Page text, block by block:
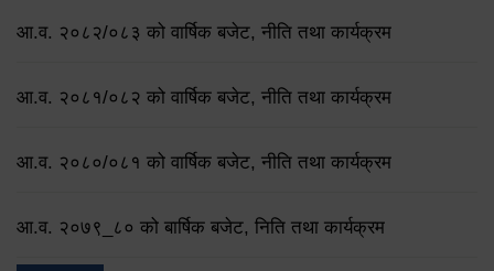
आ.व. २०८२/०८३ को वार्षिक बजेट, नीति तथा कार्यक्रम
आ.व. २०८१/०८२ को वार्षिक बजेट, नीति तथा कार्यक्रम
आ.व. २०८०/०८१ को वार्षिक बजेट, नीति तथा कार्यक्रम
आ.व. २०७९‌_८० को बार्षिक बजेट, निति तथा कार्यक्रम